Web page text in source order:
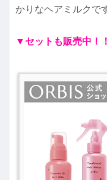
かりなヘアミルクで
▼セットも販売中！！